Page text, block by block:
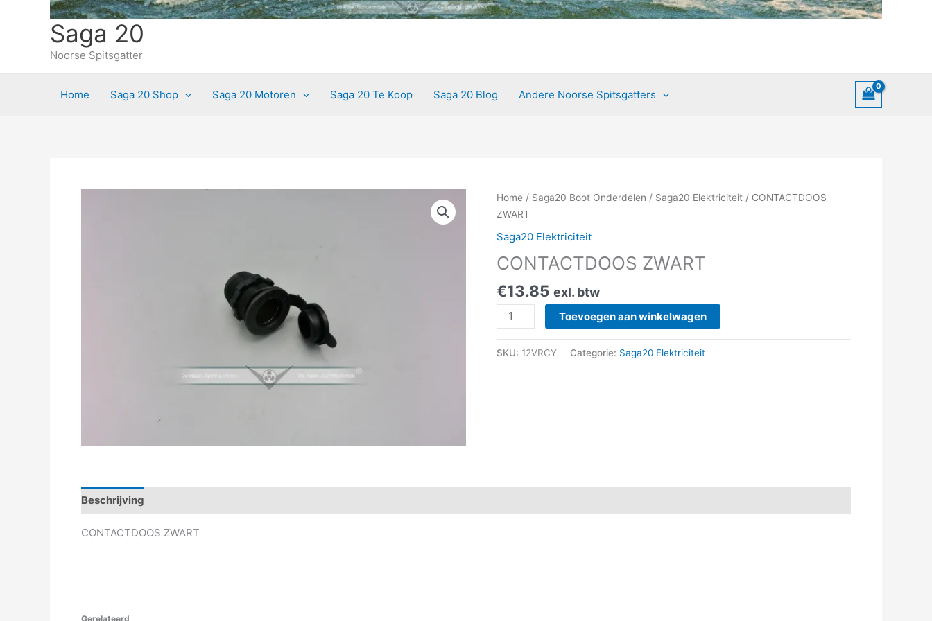
Saga 20
Noorse Spitsgatter
Home Saga 20 Shop Saga 20 Motoren Saga 20 Te Koop Saga 20 Blog Andere Noorse Spitsgatters
Home / Saga20 Boot Onderdelen / Saga20 Elektriciteit / CONTACTDOOS
ZWART
Saga20 Elektriciteit
CONTACTDOOS ZWART
€13.85 exl. btw
CONTACTDOOS
ZWART
Toevoegen aan winkelwagen
SKU: 12VRCY Categorie: Saga20 Elektriciteit
Beschrijving
CONTACTDOOS ZWART
Gerelateerd